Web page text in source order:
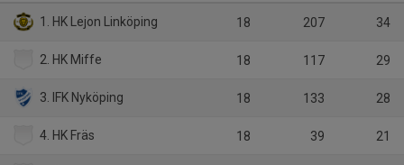
1. HK Lejon Linköping 18 207 34
2. HK Miffe 18 117 29
3. IFK Nyköping 18 133 28
4. HK Fräs 18 39 21